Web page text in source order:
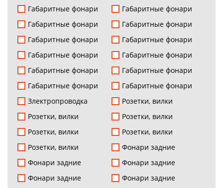
Габаритные фонари
Габаритные фонари
Габаритные фонари
Габаритные фонари
Габаритные фонари
Габаритные фонари
Габаритные фонари
Габаритные фонари
Габаритные фонари
Габаритные фонари
Габаритные фонари
Габаритные фонари
Злектропроводка
Розетки, вилки
Розетки, вилки
Розетки, вилки
Розетки, вилки
Розетки, вилки
Розетки, вилки
Фонари задние
Фонари задние
Фонари задние
Фонари задние
Фонари задние